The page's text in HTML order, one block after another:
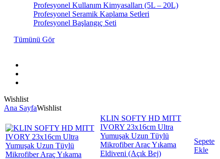
Profesyonel Kullanım Kimyasalları (5L – 20L)
Profesyonel Seramik Kaplama Setleri
Profesyonel Başlangıç Seti
Tümünü Gör
Wishlist
Ana SayfaWishlist
KLIN SOFTY HD MITT
IVORY 23x16cm Ultra
Yumuşak Uzun Tüylü
Mikrofiber Araç Yıkama
Eldiveni (Açık Bej)
Sepete
Ekle